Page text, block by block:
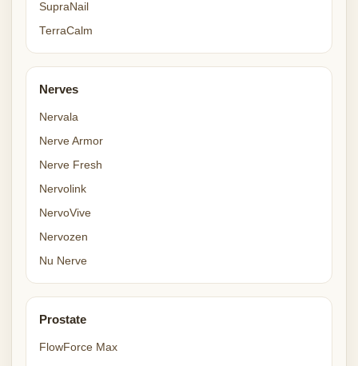
SupraNail
TerraCalm
Nerves
Nervala
Nerve Armor
Nerve Fresh
Nervolink
NervoVive
Nervozen
Nu Nerve
Prostate
FlowForce Max